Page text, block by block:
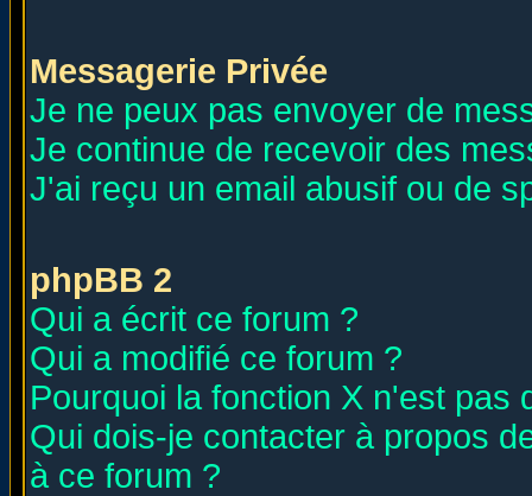
Messagerie Privée
Je ne peux pas envoyer de
Je continue de recevoir des
J'ai reçu un email abusif ou de
phpBB 2
Qui a écrit ce forum ?
Qui a modifié ce forum ?
Pourquoi la fonction X n'est pas
Qui dois-je contacter à propos
à ce forum ?